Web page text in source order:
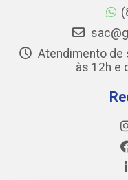
Atendimento de
às 12h e